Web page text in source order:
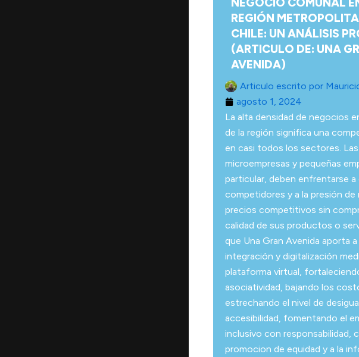
REGIÓN
CHILE: UN ANÁLISIS
(ARTICULO DE: UNA
AVENIDA)
Articulo escrito por
agosto 1, 2024
La alta densidad de negocios
de la región significa una
en casi todos los sectores. Las
microempresas y pequeñas
particular, deben enfrentarse a
competidores y a la presión de
precios competitivos sin
calidad de sus productos o
que Una Gran Avenida aporta a
integración y digitalización
plataforma virtual,
asociatividad, bajando los
estrechando el nivel de
accesibilidad, fomentando el
inclusivo con responsabilidad,
promocion de equidad y a la